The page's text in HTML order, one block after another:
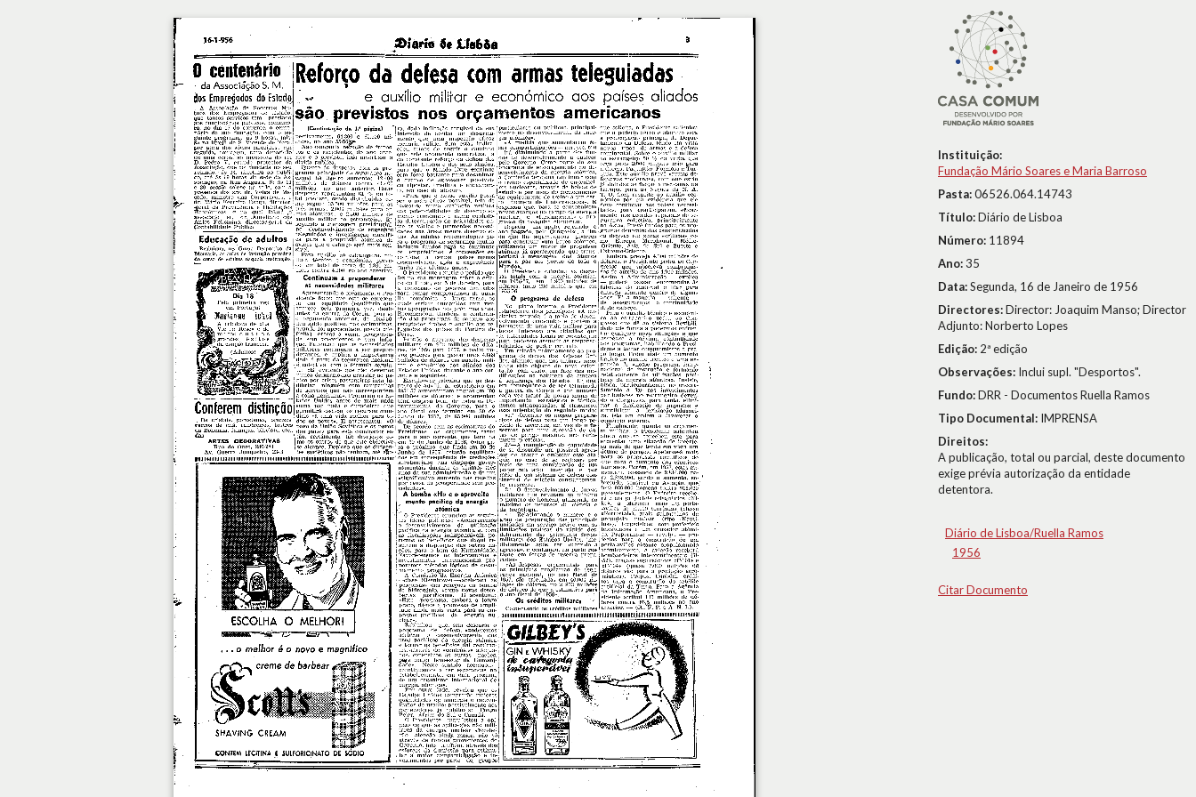
Instituição:
Fundação Mário Soares e Maria Barroso
Pasta:06526.064.14743
Título:Diário de Lisboa
Número: 11894
Ano:35
Data:Segunda, 16 de Janeiro de 1956
Directores:Director: Joaquim Manso; Director
Adjunto: Norberto Lopes
Edição: 2ª edição
Observações: Inclui supl. "Desportos".
Fundo:DRR - Documentos Ruella Ramos
Tipo Documental: IMPRENSA
Direitos:
A publicação, total ou parcial, deste documento
exige prévia autorização da entidade
detentora.
Diário de Lisboa/Ruella Ramos
1956
Citar Documento